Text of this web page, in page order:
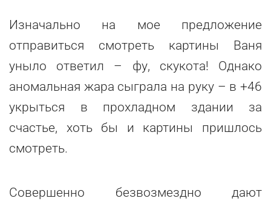
Изначально на мое предложение
отправиться смотреть картины Ваня
уныло ответил – фу, скукота! Однако
аномальная жара сыграла на руку – в +46
укрыться в прохладном здании за
счастье, хоть бы и картины пришлось
смотреть.
Совершенно безвозмездно дают